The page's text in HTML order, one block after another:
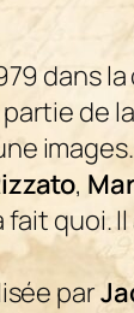
dans
de
images
,
quoi.
par